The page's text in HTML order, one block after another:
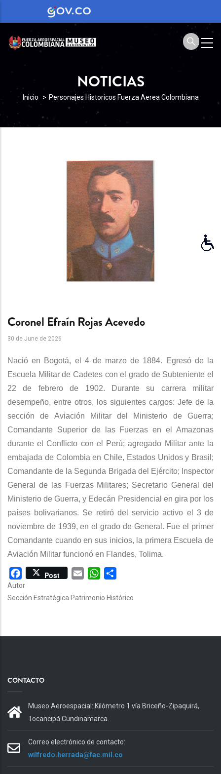
NOTICIAS
SOBRESCRIBIR
ENLACES
DE
NAVEGACIÓN
Inicio Personajes Historicos Fuerza Aerea Colombiana
Coronel Efraín Rojas Acevedo
30 de June de 2026
Nació en Bogotá, el 4 de marzo de 1884. Egresó de la
Escuela Militar de Cadetes con el grado de Subteniente el
22 de febrero de 1902. Durante su carrera militar
desempeño, entre otros, los siguientes cargos: Jefe de la
sección de Aviación Militar del Ministerio de Guerra;
Comandante Superior de las Fuerzas en el Amazonas
durante el Conflicto con el Perú; agregado Militar ante la
embajada de Colombia en Chile, Estados Unidos y Brasil;
Comandante de la Segunda Brigada del Ejército; Inspector
General de las Fuerzas Militares; Secretario General del
Ministerio de Guerra, y Edecán Presidencial en gira por los
países bolivarianos. Se retiró del servicio activo el 3 de
noviembre de 1939, en el grado de General. Fue el primer
Comandante cuando en sus inicios, la primera Escuela de
Aviación Militar funcionó en Flandes, Tolima.
Facebook
Post Email WhatsApp
Autor
Sección Estratégica Patrimonio Histórico
CONTACTO
Museo Aeroespacial: Kilómetro 1 vía Briceño-Zipaquirá,
Tocancipá Cundinamarca.
Correo electrónico de contacto:
wilfredo.herrada@fac.mil.co